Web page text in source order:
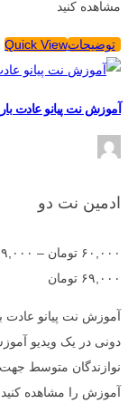
مشاهده کنید
توضیحاتQuick View
آموزش نت پیانو عادت
ادمین نت دو
۶۰,۰۰۰ تومان –
۶۹,۰۰۰ تومان
آموزش نت پیانو عادت
نوازندگان متوسط جهت
آموزش را مشاهده کنید